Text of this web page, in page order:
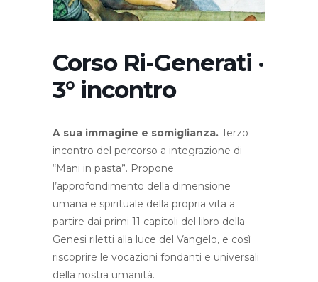
Corso Ri-Generati ·
3° incontro
A sua immagine e somiglianza. Terzo
incontro del percorso a integrazione di
“Mani in pasta”. Propone
l’approfondimento della dimensione
umana e spirituale della propria vita a
partire dai primi 11 capitoli del libro della
Genesi riletti alla luce del Vangelo, e così
riscoprire le vocazioni fondanti e universali
della nostra umanità.